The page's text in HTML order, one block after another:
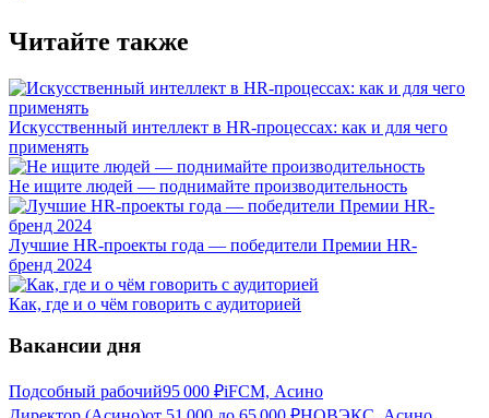
Читайте также
Искусственный интеллект в HR-процессах: как и для чего
применять
Не ищите людей — поднимайте производительность
Лучшие HR-проекты года — победители Премии HR-
бренд 2024
Как, где и о чём говорить с аудиторией
Вакансии дня
Подсобный рабочий95 000 ₽iFCM, Асино